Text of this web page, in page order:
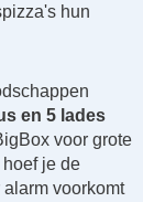
hun
en 5 lades
voor grote
hoef je de
voorkomt